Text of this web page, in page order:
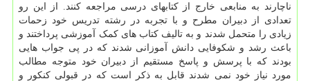
ناچارند به منابعی خارج از کتابهای درسی مراجعه کنند. از این رو
تعدادی از دبیران مطرح و با تجربه در رشته تدریس خود زحمات
زیادی را متحمل شدند و به تالیف کتاب های کمک آموزشی پرداختند و
باعث رشد و شکوفایی دانش آموزانی شدند که در پی جواب هایی
بودند که با پرسش و پاسخ مستقیم از دبیران خود متوجه مطالب
مورد نیاز خود نمی شدند قابل به ذکر است که در قبولی کنکور و